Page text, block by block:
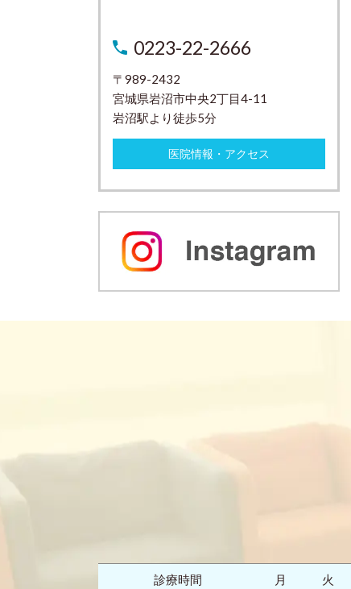
0223-22-2666
〒989-2432
宮城県岩沼市中央2丁目4-11
岩沼駅より徒歩5分
医院情報・アクセス
診療時間 月 火